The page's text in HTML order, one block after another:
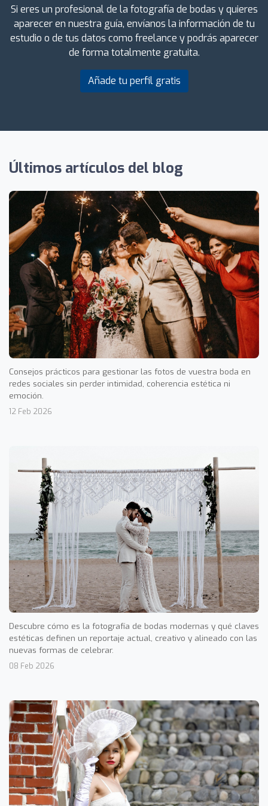
Si eres un profesional de la fotografía de bodas y quieres
aparecer en nuestra guía, envíanos la información de tu
estudio o de tus datos como freelance y podrás aparecer
de forma totalmente gratuita.
Añade tu perfil gratis
Últimos artículos del blog
Consejos prácticos para gestionar las fotos de vuestra boda en
redes sociales sin perder intimidad, coherencia estética ni
emoción.
12 Feb 2026
Descubre cómo es la fotografía de bodas modernas y qué claves
estéticas definen un reportaje actual, creativo y alineado con las
nuevas formas de celebrar.
08 Feb 2026